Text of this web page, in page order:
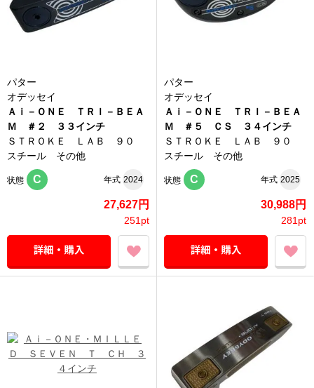
パター
オデッセイ
Ａｉ－ＯＮＥ ＴＲＩ－ＢＥＡ
Ｍ ＃２ ３３インチ
ＳＴＲＯＫＥ ＬＡＢ ９０
スチール その他
状態 C 年式 2024
27,627円
251pt
パター
オデッセイ
Ａｉ－ＯＮＥ ＴＲＩ－ＢＥＡ
Ｍ ＃５ ＣＳ ３４インチ
ＳＴＲＯＫＥ ＬＡＢ ９０
スチール その他
状態 C 年式 2025
30,988円
281pt